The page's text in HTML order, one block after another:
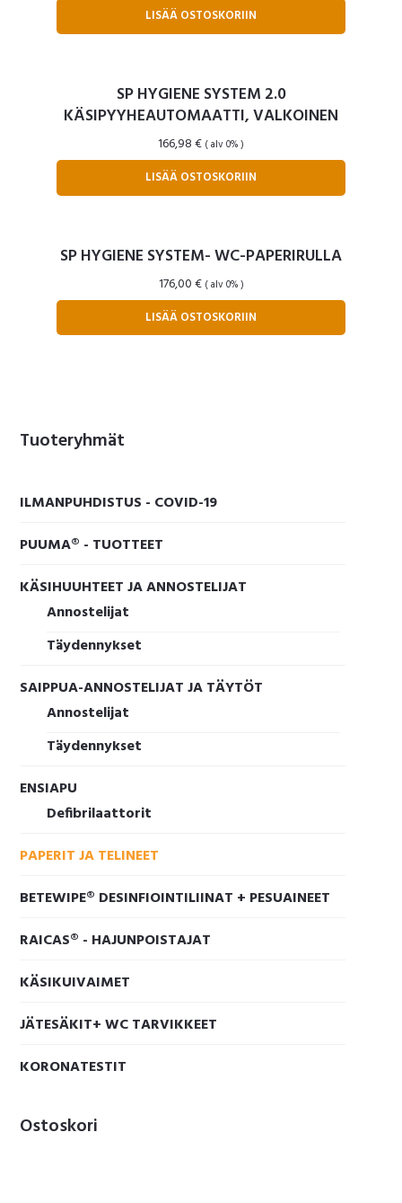
LISÄÄ OSTOSKORIIN
SP HYGIENE SYSTEM 2.0
KÄSIPYYHEAUTOMAATTI, VALKOINEN
166,98€ ( alv 0% )
LISÄÄ OSTOSKORIIN
SP HYGIENE SYSTEM- WC-PAPERIRULLA
176,00€ ( alv 0% )
LISÄÄ OSTOSKORIIN
Ensisijainen
Tuoteryhmät
ILMANPUHDISTUS - COVID-19
PUUMA® - TUOTTEET
KÄSIHUUHTEET JA ANNOSTELIJAT
Annostelijat
Täydennykset
SAIPPUA-ANNOSTELIJAT JA TÄYTÖT
Annostelijat
Täydennykset
ENSIAPU
Defibrilaattorit
PAPERIT JA TELINEET
BETEWIPE® DESINFIOINTILIINAT + PESUAINEET
RAICAS® - HAJUNPOISTAJAT
KÄSIKUIVAIMET
JÄTESÄKIT+ WC TARVIKKEET
KORONATESTIT
Ostoskori